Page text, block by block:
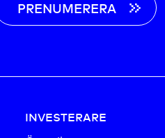
PRENUMERERA
INVESTERARE